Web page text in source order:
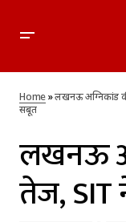
पहुंचकर जुटाए सबूत
Home»लखनऊ अग्निकांड
सबूत
लखनऊ
तेज, SIT